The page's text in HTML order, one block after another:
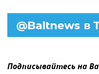
Подписывайтесь на